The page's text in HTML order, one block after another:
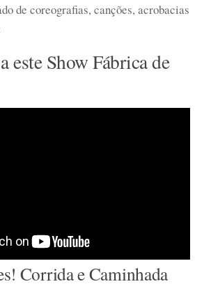
de coreografias, canções, acrobacias
este Show Fábrica de
Corrida e Caminhada